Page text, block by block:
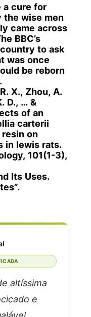
a cure for
the wise men
came across
BBC’s
to ask
was once
be reborn
X., Zhou, A.
D., … &
of an
carterii
on
in lewis rats.
101(1-3),
Its Uses.
altíssima
e